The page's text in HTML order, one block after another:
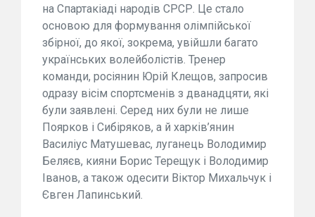
на Спартакіаді народів СРСР. Це стало
основою для формування олімпійської
збірної, до якої, зокрема, увійшли багато
українських волейболістів. Тренер
команди, росіянин Юрій Клещов, запросив
одразу вісім спортсменів з дванадцяти, які
були заявлені. Серед них були не лише
Поярков і Сибіряков, а й харків’янин
Василіус Матушевас, луганець Володимир
Беляєв, кияни Борис Терещук і Володимир
Іванов, а також одесити Віктор Михальчук і
Євген Лапинський.